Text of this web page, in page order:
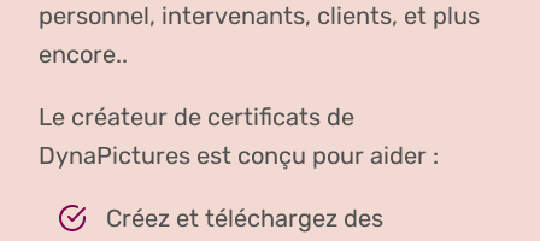
personnel, intervenants, clients, et plus
encore..
Le créateur de certificats de
DynaPictures est conçu pour aider :
Créez et téléchargez des